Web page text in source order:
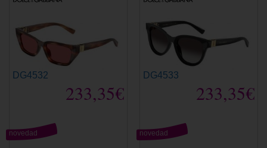
DG4532
233,35€
novedad
DG4533
233,35€
novedad